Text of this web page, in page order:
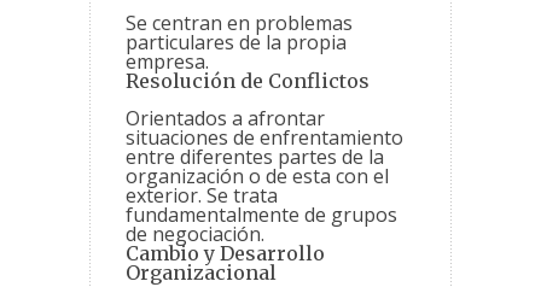
Se centran en problemas
particulares de la propia
empresa.
Resolución de Conflictos
Orientados a afrontar
situaciones de enfrentamiento
entre diferentes partes de la
organización o de esta con el
exterior. Se trata
fundamentalmente de grupos
de negociación.
Cambio y Desarrollo
Organizacional